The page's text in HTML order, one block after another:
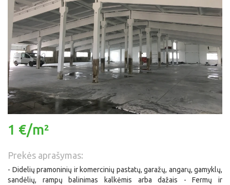
1 €/m²
Prekės aprašymas:
- Didelių pramoninių ir komercinių pastatų, garažų, angarų, gamyklų,
sandėlių, rampų balinimas kalkėmis arba dažais - Fermų ir